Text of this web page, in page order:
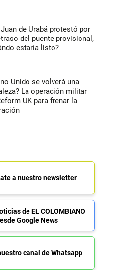
Juan de Urabá protestó por
del puente provisional,
estaría listo?
Unido se volverá una
La operación militar
UK para frenar la
a nuestro newsletter
de EL COLOMBIANO
Google News
canal de Whatsapp